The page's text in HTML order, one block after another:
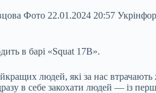
Фото 22.01.2024 20:57
в барі «Squat 17B».
людей, які за нас
в себе закохати людей — із